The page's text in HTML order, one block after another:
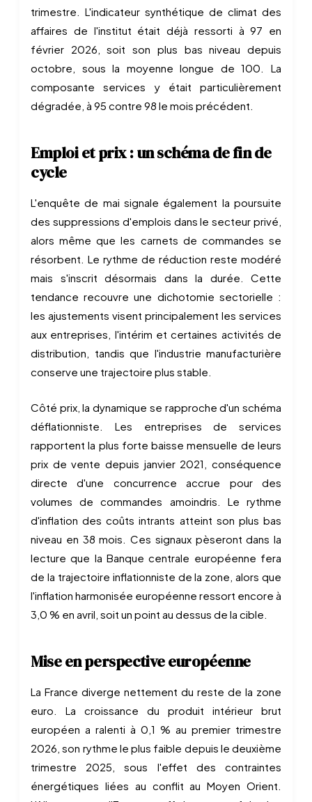
trimestre. L'indicateur synthétique de climat des
affaires de l'institut était déjà ressorti à 97 en
février 2026, soit son plus bas niveau depuis
octobre, sous la moyenne longue de 100. La
composante services y était particulièrement
dégradée, à 95 contre 98 le mois précédent.
Emploi et prix : un schéma de fin de
cycle
L'enquête de mai signale également la poursuite
des suppressions d'emplois dans le secteur privé,
alors même que les carnets de commandes se
résorbent. Le rythme de réduction reste modéré
mais s'inscrit désormais dans la durée. Cette
tendance recouvre une dichotomie sectorielle :
les ajustements visent principalement les services
aux entreprises, l'intérim et certaines activités de
distribution, tandis que l'industrie manufacturière
conserve une trajectoire plus stable.
Côté prix, la dynamique se rapproche d'un schéma
déflationniste. Les entreprises de services
rapportent la plus forte baisse mensuelle de leurs
prix de vente depuis janvier 2021, conséquence
directe d'une concurrence accrue pour des
volumes de commandes amoindris. Le rythme
d'inflation des coûts intrants atteint son plus bas
niveau en 38 mois. Ces signaux pèseront dans la
lecture que la Banque centrale européenne fera
de la trajectoire inflationniste de la zone, alors que
l'inflation harmonisée européenne ressort encore à
3,0 % en avril, soit un point au dessus de la cible.
Mise en perspective européenne
La France diverge nettement du reste de la zone
euro. La croissance du produit intérieur brut
européen a ralenti à 0,1 % au premier trimestre
2026, son rythme le plus faible depuis le deuxième
trimestre 2025, sous l'effet des contraintes
énergétiques liées au conflit au Moyen Orient.